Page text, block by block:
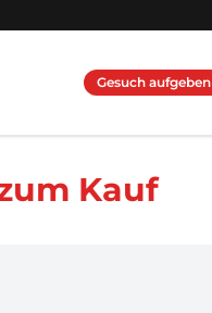
Gesuch aufgeben
Kauf